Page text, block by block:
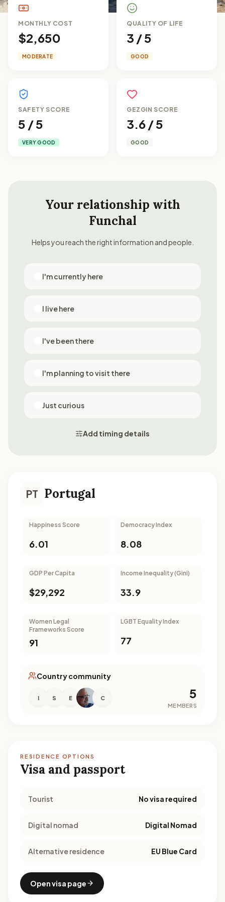
MONTHLY COST
$2,650
MODERATE
QUALITY OF LIFE
3 / 5
GOOD
SAFETY SCORE
5 / 5
VERY GOOD
GEZGIN SCORE
3.6 / 5
GOOD
Your relationship with
Funchal
Helps you reach the right information and people.
I'm currently here
I live here
I've been there
I'm planning to visit there
Just curious
Add timing details
PT Portugal
Happiness Score
6.01
Democracy Index
8.08
GDP Per Capita
$29,292
Income Inequality (Gini)
33.9
Women Legal
Frameworks Score
91
LGBT Equality Index
77
Country community
I S E C 5
MEMBERS
RESIDENCE OPTIONS
Visa and passport
Tourist No visa required
Digital nomad Digital Nomad
Alternative residence EU Blue Card
Open visa page